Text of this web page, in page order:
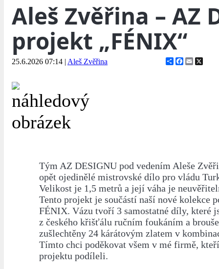
Aleš Zvěřina – AZ
projekt „FÉNIX“
25.6.2026 07:14 | Aleš Zvěřina ShareFacebook
Email
Tým AZ DESIGNU pod vedením Aleše
opět ojedinělé mistrovské dílo pro vládu
Velikost je 1,5 metrů a její váha je
Tento projekt je součástí naší nové kolekce
FÉNIX. Vázu tvoří 3 samostatné díly, které
z českého křišťálu ručním foukáním a
zušlechtěny 24 kárátovým zlatem v
Tímto chci poděkovat všem v mé firmě,
projektu podíleli.